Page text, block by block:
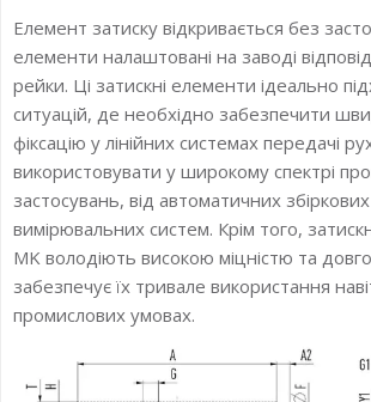
Елемент затиску відкривається без
елементи налаштовані на заводі
рейки. Ці затискні елементи ідеально
ситуацій, де необхідно забезпечити
фіксацію у лінійних системах передачі
використовувати у широкому спектрі
застосувань, від автоматичних
вимірювальних систем. Крім того,
MK володіють високою міцністю та
забезпечує їх тривале використання
промислових умовах.